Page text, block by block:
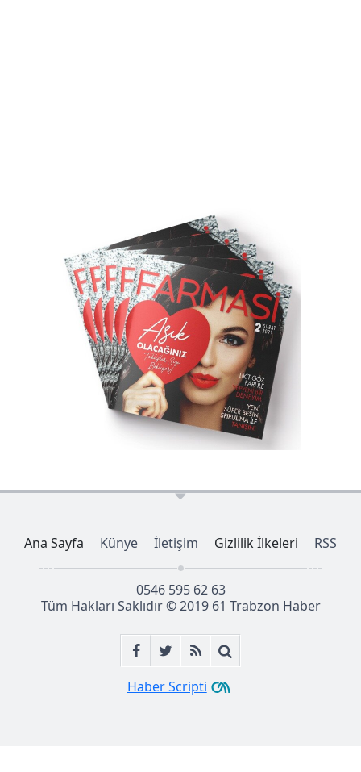
Ana Sayfa Künye İletişim Gizlilik İlkeleri RSS
0546 595 62 63
Tüm Hakları Saklıdır © 2019 61 Trabzon Haber
Haber Scripti